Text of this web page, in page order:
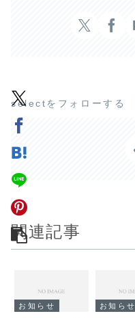
selectをフォローする
関連記事
お知らせ お知らせ